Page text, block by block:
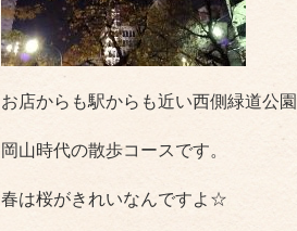
お店からも駅からも近い西側緑道公園
岡山時代の散歩コースです。
春は桜がきれいなんですよ☆